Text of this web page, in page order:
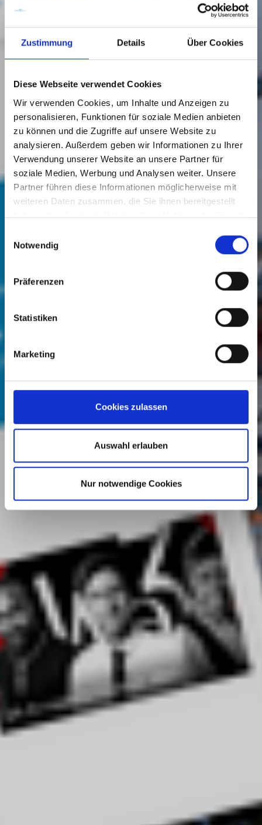
Zustimmung Details Über Cookies
Diese Webseite verwendet Cookies
Wir verwenden Cookies, um Inhalte und Anzeigen zu
personalisieren, Funktionen für soziale Medien anbieten
zu können und die Zugriffe auf unsere Website zu
analysieren. Außerdem geben wir Informationen zu Ihrer
Verwendung unserer Website an unsere Partner für
soziale Medien, Werbung und Analysen weiter. Unsere
Partner führen diese Informationen möglicherweise mit
weiteren Daten zusammen, die Sie ihnen bereitgestellt
haben oder die sie im Rahmen Ihrer Nutzung der Dienste
Notwendig
Präferenzen
Statistiken
Marketing
Cookies zulassen
Auswahl erlauben
Nur notwendige Cookies
Die Wilhelmshaven